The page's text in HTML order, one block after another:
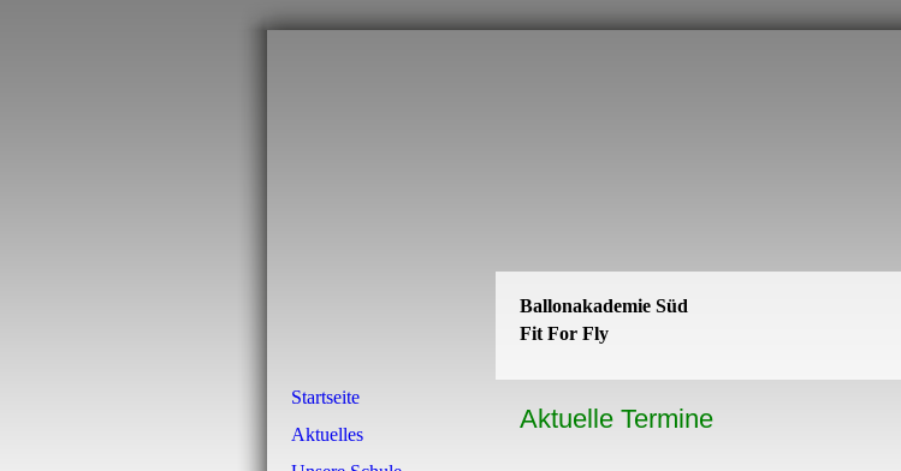
Ballonakademie Süd
Fit For Fly
Startseite
Aktuelles
Aktuelle Termine